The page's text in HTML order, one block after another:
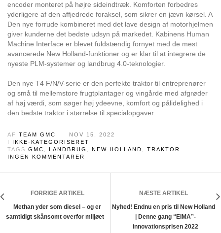
encoder monteret på højre sideindtræk. Komforten forbedres
yderligere af den affjedrede foraksel, som sikrer en jævn kørsel. A
Den nye forrude kombineret med det lave design af motorhjelmen
giver kunderne det bedste udsyn på markedet. Kabinens Human
Machine Interface er blevet fuldstændig fornyet med de mest
avancerede New Holland-funktioner og er klar til at integrere de
nyeste PLM-systemer og landbrug 4.0-teknologier.
Den nye T4 F/N/V-serie er den perfekte traktor til entreprenører
og små til mellemstore frugtplantager og vingårde med afgrøder
af høj værdi, som søger høj ydeevne, komfort og pålidelighed i
den bedste traktor i størrelse til specialopgaver.
AF TEAM GMC
NOV 15, 2022
I IKKE-KATEGORISERET
TAGS GMC LANDBRUG NEW HOLLAND
TRAKTOR
INGEN KOMMENTARER
FORRIGE ARTIKEL
Methan yder som diesel – og er
samtidigt skånsomt overfor miljøet
NÆSTE ARTIKEL
Nyhed! Endnu en pris til New Holland
| Denne gang “EIMA”-
innovationsprisen 2022